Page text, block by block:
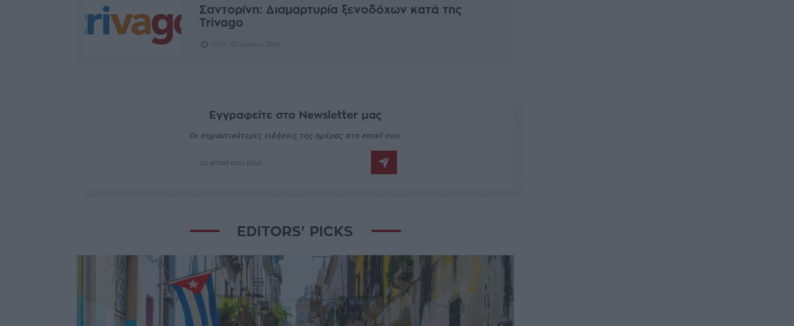
Σαντορίνη: Διαμαρτυρία ξενοδόχων κατά της
Trivago
Εγγραφείτε στο Newsletter μας
Οι σημαντικότερες ειδήσεις της ημέρας στο email σου
EDITORS' PICKS